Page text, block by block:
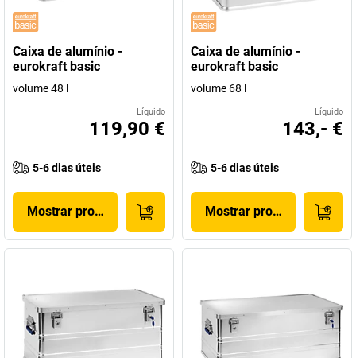
Caixa de alumínio -
eurokraft basic
volume 48 l
Líquido
119,90 €
5-6 dias úteis
Mostrar produto
Caixa de alumínio -
eurokraft basic
volume 68 l
Líquido
143,- €
5-6 dias úteis
Mostrar produto